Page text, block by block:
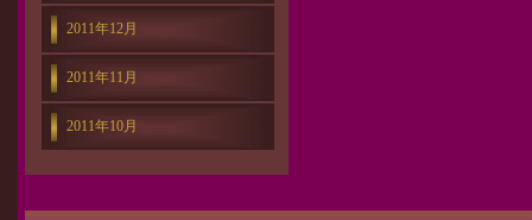
2011年12月
2011年11月
2011年10月